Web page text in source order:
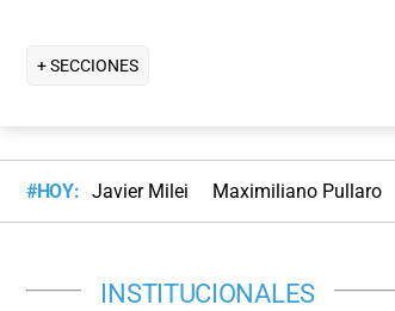
+ SECCIONES
#HOY: Javier Milei Maximiliano Pullaro
INSTITUCIONALES